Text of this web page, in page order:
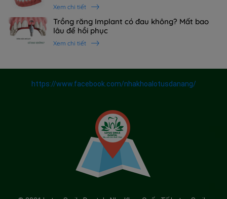
Xem chi tiết
Trồng răng Implant có đau không? Mất bao
lâu để hồi phục
Xem chi tiết
https://www.facebook.com/nhakhoalotusdanang/